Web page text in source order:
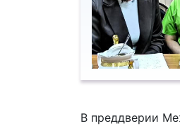
В преддверии